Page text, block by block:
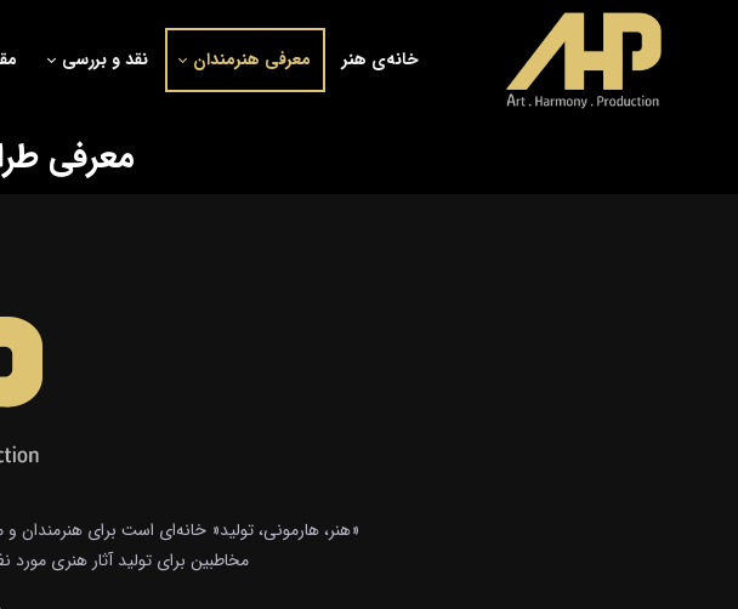
خانه‌ی هنر معرفی هنرمندان نقد و بررسی
معرفی
«هنر، هارمونی، تولید« خانه‌ای است برای هنرمندان
مخاطبین برای تولید آثار هنری